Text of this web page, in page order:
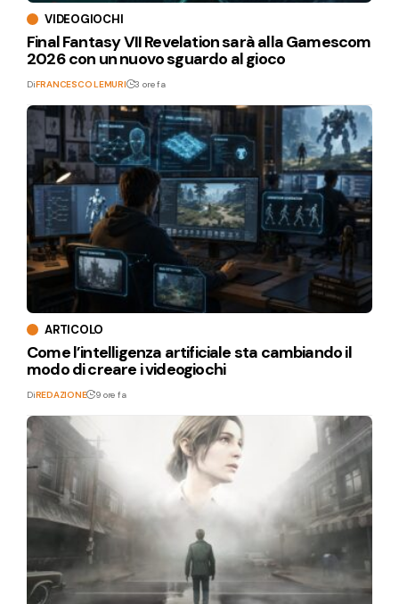
VIDEOGIOCHI
Final Fantasy VII Revelation sarà alla Gamescom
2026 con un nuovo sguardo al gioco
DiFRANCESCO LEMURI 3 ore fa
ARTICOLO
Come l’intelligenza artificiale sta cambiando il
modo di creare i videogiochi
DiREDAZIONE 9 ore fa